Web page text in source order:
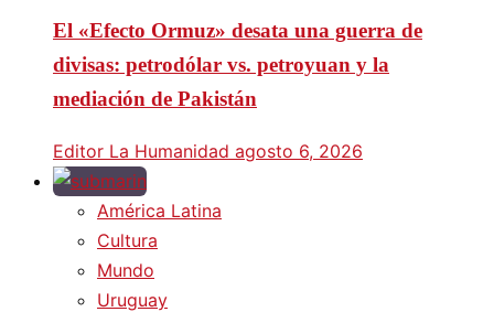
El «Efecto Ormuz» desata una guerra de
divisas: petrodólar vs. petroyuan y la
mediación de Pakistán
Editor La Humanidad agosto 6, 2026
América Latina
Cultura
Mundo
Uruguay